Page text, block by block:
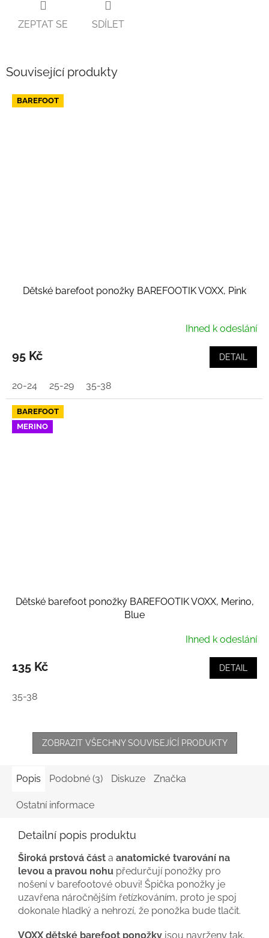
ZEPTAT SE SDÍLET
Související produkty
BAREFOOT
Dětské barefoot ponožky BAREFOOTIK VOXX, Pink
Ihned k odeslání
95 Kč DETAIL
20-24 25-29 35-38
BAREFOOT
MERINO
Dětské barefoot ponožky BAREFOOTIK VOXX, Merino,
Blue
Ihned k odeslání
135 Kč DETAIL
35-38
ZOBRAZIT VŠECHNY SOUVISEJÍCÍ PRODUKTY
Popis Podobné (3) Diskuze Značka
Ostatní informace
Detailní popis produktu
Široká prstová část a anatomické tvarování na
levou a pravou nohu předurčují ponožky pro
nošení v barefootové obuvi! Špička ponožky je
uzavřena náročnějším řetízkováním, proto je spoj
dokonale hladký a nehrozí, že ponožka bude tlačit.
VOXX dětské barefoot ponožky jsou navrženy tak,